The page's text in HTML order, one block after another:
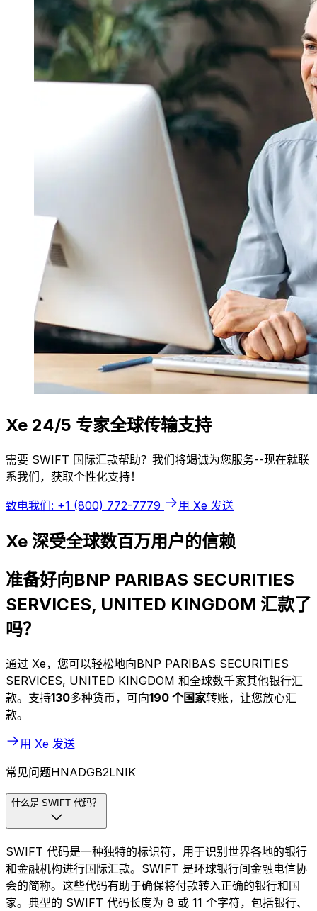
Xe 24/5 专家全球传输支持
需要 SWIFT 国际汇款帮助？我们将竭诚为您服务--现在就联
系我们，获取个性化支持！
致电我们: +1 (800) 772-7779 用 Xe 发送
Xe 深受全球数百万用户的信赖
准备好向BNP PARIBAS SECURITIES
SERVICES, UNITED KINGDOM 汇款了
吗？
通过 Xe，您可以轻松地向BNP PARIBAS SECURITIES
SERVICES, UNITED KINGDOM 和全球数千家其他银行汇
款。支持130多种货币，可向190 个国家转账，让您放心汇
款。
用 Xe 发送
常见问题HNADGB2LNIK
什么是 SWIFT 代码？
SWIFT 代码是一种独特的标识符，用于识别世界各地的银行
和金融机构进行国际汇款。SWIFT 是环球银行间金融电信协
会的简称。这些代码有助于确保将付款转入正确的银行和国
家。典型的 SWIFT 代码长度为 8 或 11 个字符，包括银行、